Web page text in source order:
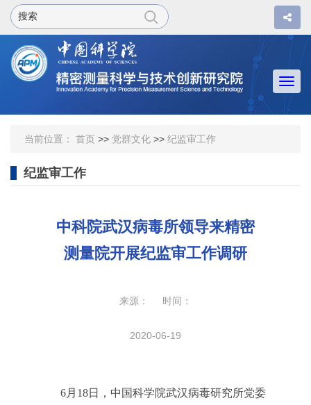
当前位置： 首页 >> 党群文化 >> 纪监审工作
纪监审工作
中科院武汉病毒所领导来精密
测量院开展纪监审工作调研
来源： 时间：
2020-06-19
6月18日，中国科学院武汉病毒研究所党委